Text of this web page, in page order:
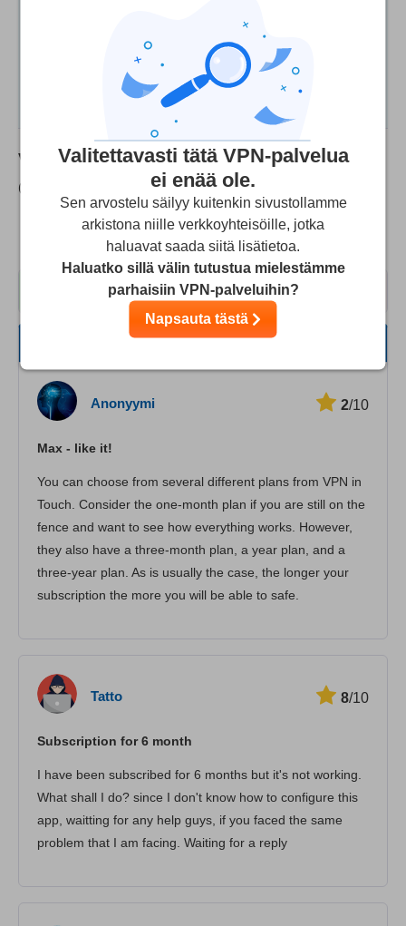
tutkimusten pohjalta, mutta otamme huomioon
myös käyttäjäpalautteen sekä eri yhtiöiltä
saamamme kumppanuuspalkkiot. Jotkin
palveluntarjoajat ovat meidän emoyhtiömme
omistuksessa.
VPN in TouchKäyttäjäarvostelut
(Käyttökokemuksia ei ole tarkistettu)
6.7 Perustuu3arvosteluun
2 kielellä
2
Kaikki
Asiakaspalvelu
Anonyymi 2/10
Max - like it!
You can choose from several different plans from VPN in
Touch. Consider the one-month plan if you are still on the
fence and want to see how everything works. However,
they also have a three-month plan, a year plan, and a
three-year plan. As is usually the case, the longer your
subscription the more you will be able to safe.
Tatto 8/10
Subscription for 6 month
I have been subscribed for 6 months but it's not working.
What shall I do? since I don't know how to configure this
app, waitting for any help guys, if you faced the same
problem that I am facing. Waiting for a reply
Valitettavasti tätä VPN-palvelua
ei enää ole.
Sen arvostelu säilyy kuitenkin sivustollamme
arkistona niille verkkoyhteisöille, jotka
haluavat saada siitä lisätietoa.
Haluatko sillä välin tutustua mielestämme
parhaisiin VPN-palveluihin?
Napsauta tästä